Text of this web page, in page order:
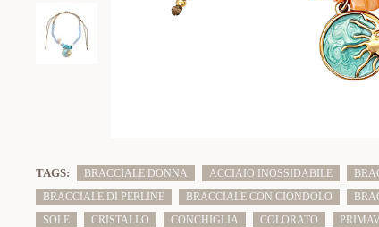
TAGS: BRACCIALE DONNA ACCIAIO INOSSIDABILE
BRACCIALE DI PERLINE
BRACCIALE CON CIONDOLO
SOLE
CRISTALLO CONCHIGLIA COLORATO